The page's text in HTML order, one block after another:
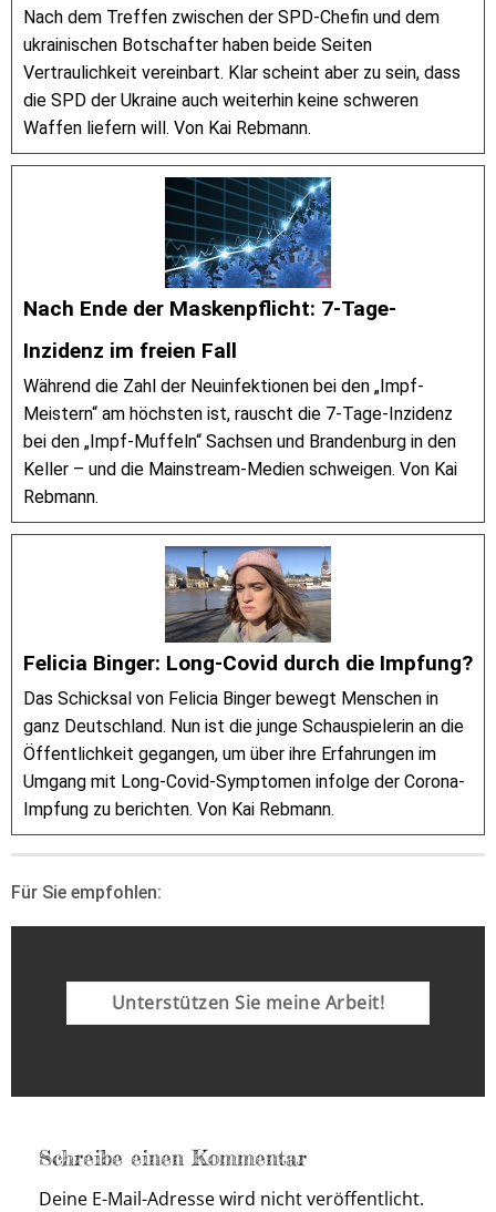
Nach dem Treffen zwischen der SPD-Chefin und dem
ukrainischen Botschafter haben beide Seiten
Vertraulichkeit vereinbart. Klar scheint aber zu sein, dass
die SPD der Ukraine auch weiterhin keine schweren
Waffen liefern will. Von Kai Rebmann.
Nach Ende der Maskenpflicht: 7-Tage-
Inzidenz im freien Fall
Während die Zahl der Neuinfektionen bei den „Impf-
Meistern“ am höchsten ist, rauscht die 7-Tage-Inzidenz
bei den „Impf-Muffeln“ Sachsen und Brandenburg in den
Keller – und die Mainstream-Medien schweigen. Von Kai
Rebmann.
Felicia Binger: Long-Covid durch die Impfung?
Das Schicksal von Felicia Binger bewegt Menschen in
ganz Deutschland. Nun ist die junge Schauspielerin an die
Öffentlichkeit gegangen, um über ihre Erfahrungen im
Umgang mit Long-Covid-Symptomen infolge der Corona-
Impfung zu berichten. Von Kai Rebmann.
Für Sie empfohlen:
Unterstützen Sie meine Arbeit!
Schreibe einen Kommentar
Deine E-Mail-Adresse wird nicht veröffentlicht.